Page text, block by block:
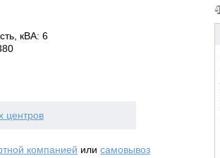
кВА: 6
центров
компанией или самовывоз